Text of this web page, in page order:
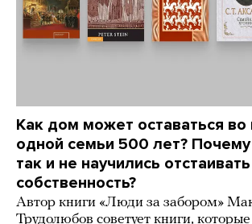
Как дом может оставаться во
одной семьи 500 лет? Почему
так и не научились
собственность?
Автор книги «Люди за забором»
Трудолюбов советует книги,